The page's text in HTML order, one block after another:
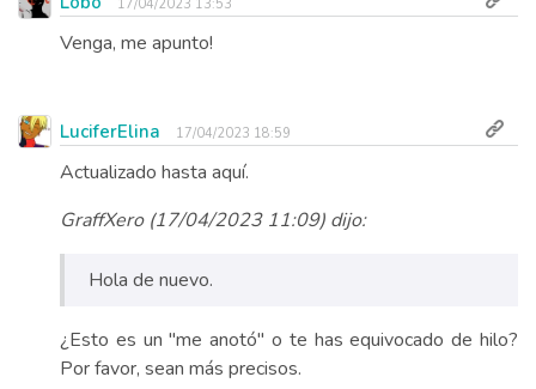
17/04/2023 13:53
Venga, me apunto!
LuciferElina 17/04/2023 18:59
Actualizado hasta aquí.
GraffXero (17/04/2023 11:09) dijo:
Hola de nuevo.
¿Esto es un "me anotó" o te has equivocado de hilo?
Por favor, sean más precisos.